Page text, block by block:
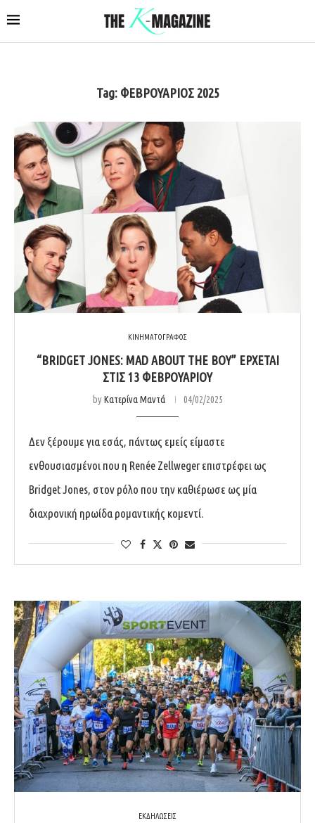
Tag: ΦΕΒΡΟΥΑΡΙΟΣ 2025
ΚΙΝΗΜΑΤΟΓΡΑΦΟΣ
“BRIDGET JONES: MAD ABOUT THE BOY” ΕΡΧΕΤΑΙ
ΣΤΙΣ 13 ΦΕΒΡΟΥΑΡΙΟΥ
byΚατερίνα Μαντά 04/02/2025
Δεν ξέρουμε για εσάς, πάντως εμείς είμαστε
ενθουσιασμένοι που η Renée Zellweger επιστρέφει ως
Bridget Jones, στον ρόλο που την καθιέρωσε ως μία
διαχρονική ηρωίδα ρομαντικής κομεντί.
ΕΚΔΗΛΩΣΕΙΣ